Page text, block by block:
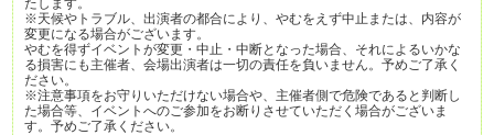
※天候やトラブル、出演者の都合により、やむをえず中止または、内容が
変更になる場合がございます。
やむを得ずイベントが変更・中止・中断となった場合、それによるいかな
る損害にも主催者、会場出演者は一切の責任を負いません。予めご了承く
ださい。
※注意事項をお守りいただけない場合や、主催者側で危険であると判断し
た場合等、イベントへのご参加をお断りさせていただく場合がございま
す。予めご了承ください。